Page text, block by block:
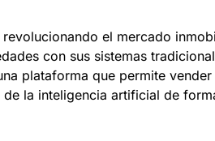
el mercado
con sus sistemas
plataforma que permite
la inteligencia artificial de